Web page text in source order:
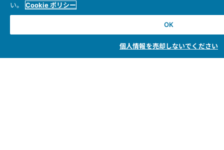
い。
Cookie ポリシー
OK
個人情報を売却しないでください